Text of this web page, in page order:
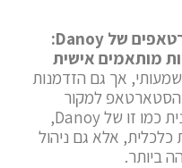
מחלקת כספים חיצונית לסטארטאפים של Danoy:
מותאמים אישית
אך גם הזדמנות
הסטארטאפ למקור
לצמיחה. עם מחלקת כספים חיצונית כמו זו של Danoy,
כלכלית, אלא גם ניהול
ביותר.